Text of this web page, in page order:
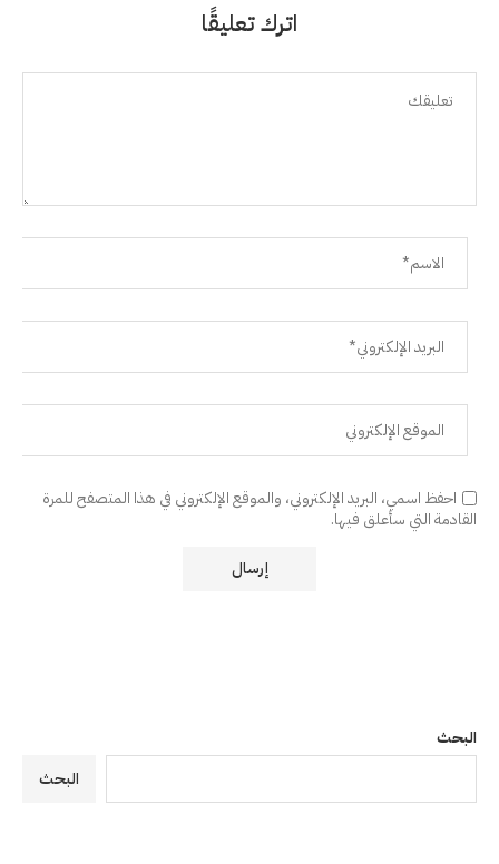
اترك تعليقًا
احفظ اسمي، البريد الإلكتروني، والموقع الإلكتروني في هذا المتصفح للمرة
القادمة التي سأعلق فيها.
البحث
البحث